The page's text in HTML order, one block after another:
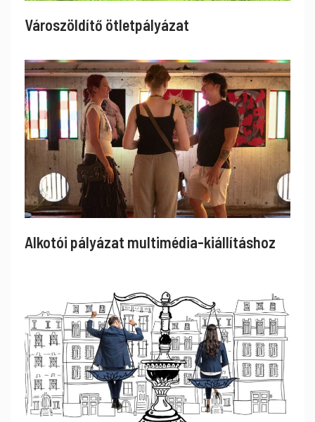
Városzöldítő ötletpályázat
Alkotói pályázat multimédia-kiállításhoz